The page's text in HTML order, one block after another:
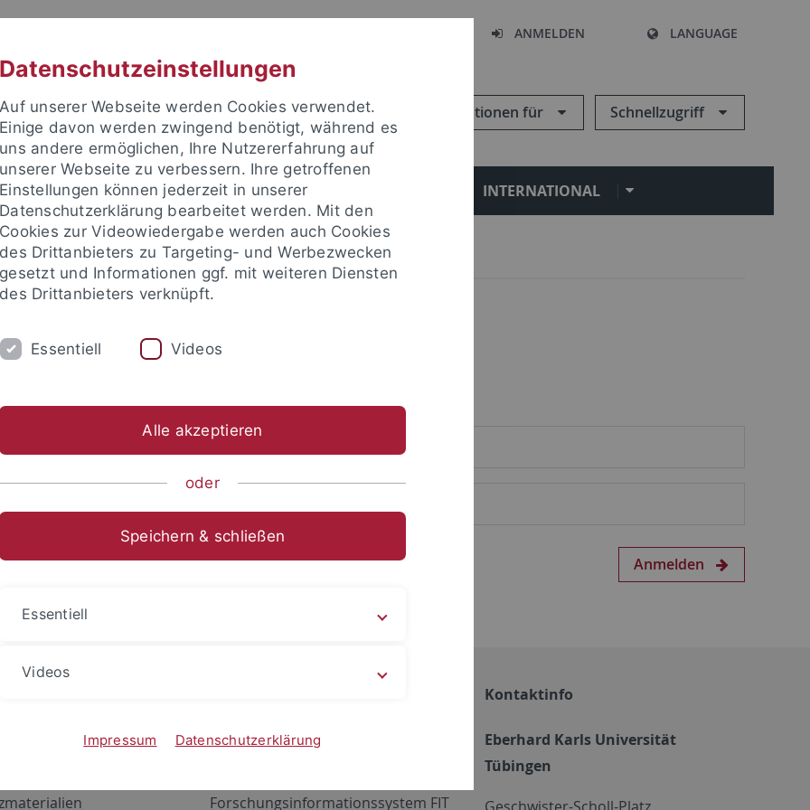
ANMELDEN LANGUAGE
Informationen für Schnellzugriff
FORSCHUNG EINRICHTUNGEN INTERNATIONAL
um sich anzumelden:
Anmelden
Netzwerk
ALMA
Forschungsinformationssystem FIT
Kontaktinfo
Eberhard Karls Universität
Tübingen
Datenschutzeinstellungen
Auf unserer Webseite werden Cookies verwendet.
Einige davon werden zwingend benötigt, während es
uns andere ermöglichen, Ihre Nutzererfahrung auf
unserer Webseite zu verbessern. Ihre getroffenen
Einstellungen können jederzeit in unserer
Datenschutzerklärung bearbeitet werden. Mit den
Cookies zur Videowiedergabe werden auch Cookies
des Drittanbieters zu Targeting- und Werbezwecken
gesetzt und Informationen ggf. mit weiteren Diensten
des Drittanbieters verknüpft.
Essentiell Videos
Alle akzeptieren
oder
Speichern & schließen
Essentiell
Videos
Impressum Datenschutzerklärung